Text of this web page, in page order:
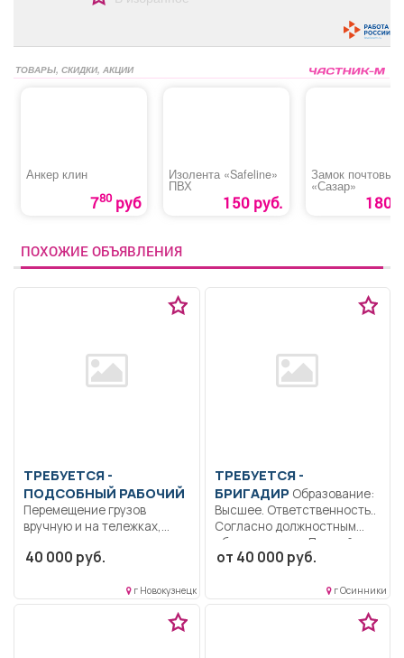
ТОВАРЫ, СКИДКИ, АКЦИИ
Анкер клин
780руб
Изолента «Safeline»
ПВХ
150 руб.
Замок почтовый
«Сазар»
180
ПОХОЖИЕ ОБЪЯВЛЕНИЯ
ТРЕБУЕТСЯ -
ПОДСОБНЫЙ РАБОЧИЙ
Перемещение грузов
вручную и на тележках,
уборка...
40 000 руб.
г Новокузнецк
ТРЕБУЕТСЯ -
БРИГАДИР
Высшее. Ответственность..
Согласно должностным
обязанностям.. Полный
рабочий день. Социальный
от 40 000 руб.
г Осинники